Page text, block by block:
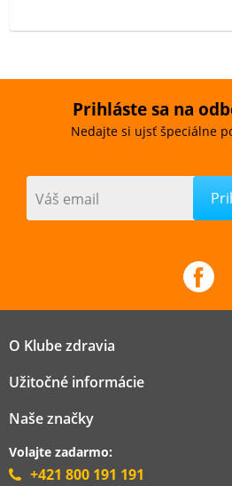
Prihláste sa na
Nedajte si ujsť špeciálne
Váš email
O Klube zdravia
Užitočné informácie
Naše značky
Volajte zadarmo:
+421 800 191 191